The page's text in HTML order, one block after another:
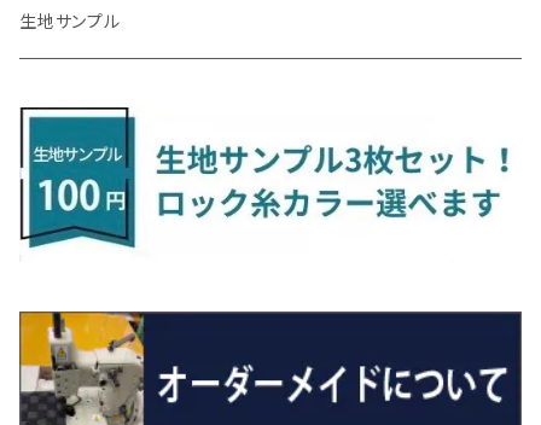
サイ（ＳＡＩ）
H24/4～ 50系後期/160系
シエンタ
H15/9～ 6・7人乗
スープラ
H24/7～R2/12 140系
センチュリー
リーフ
H29/10～R7/10 ZE1
R2/3～ B40系/BB系
スーパーONE
H27/4～R4/5 RP1/2/3/4/5
R4/5～ RP6/7/8
ストリーム
H18/7~H26/5 7人乗 RN6/7/8/9
H24/4~H26/5 6人乗 RN6/7/8/9
バモス
H15/4～Ｈ30/5 HM3・HM4
フィット/フィットハイブリッド
H23/10～R3/3 260系
アルファード/ヴェルファイアＨＶ
H27/1～R5/6 30系
R5/6～ 40系
H24/4～29/10 20系
ヴィッツ
H22/12～R2/3 130系
ヴォクシー
H26/1～R4/1 80系
R4/1～ 90系
エスクァイア
H26/10～R3/12 80系
エスティマ
H27/9～R3/10 URJ201W
ＮＸ
R3/11～ 20系
H26/10～
ＲＸ
H27/10～R4/7 20系5人乗
H29/12～R4/7 20系7人乗
ＵＸ
H30/11～
H24/6～ E26 5・6人乗
H14/10～R2/3 Z11・Z12
キックス
R2/6~R8/6 15系(e-POWER)
R8/6～ 16系
H11/6～H16/10 Y34
サクラ
R4/5～ B6AW
シーマ
H13/1～R4/8 F50・Y51
シルビア
H3/1～H11/1 S13・S14
シルフィ
H26/9～ S500系
H28/12～R1/7 LA600/610
ジャスティ
H23/5～ LA100系
ソルテラ
R4/5~ XEAM10X・YEAM15X
ディアスワゴン
H21/9～R2/4 S300系
トレジア
H22/11～H28/3 120系
フォレスター
R2/10～ DREJ3P
アクセラ/アクセラ・スポーツ
H24/11～R1/8 GJ系
キャロル
H27/1～ HB36/37/97S
キャロルエコ
H24/11～H27/1 HB35S
スクラム
H17/9～ DG64/DG17
スクラムトラック
R2/6～ LA900/910S
タント
R1/7～ LA650/660
H28/11～ M900系
ハイゼット・キャディー
H28/6～R3/9 LA700V
ハイゼット・カーゴ
H16/12～ S300/S700系
ハイゼット・トラック
H11/1～ S200/S500系
ブーン
H17/5～H27/10 TA/TD系
エブリィ
H13/9～ DA系
クロスビー(XBEE)
H29/12～R7/10 MN71S
ジムニー
H3/6～ JA/JB系
ジムニーノマド
R7/4～ JC74W
ジムニーワイド/ジムニーシエラ
H31/3～ ｅｋクロス
R4/6～ B5AW
アイミーブ
H24/10～R2/12 GF系
アウトランダーＰＨＥＶ
H25/1～ GG/GN系 5人乗
エクリプスクロス/エクリプスクロスPHEV
H30/3～ GK/GL系
タウンボックス
H26/2～ DS17/64W
ディグニティ
H26/12～R2/2 JF1/2
NBOXジョイ
H24/11～R2/3 JG1・JG2
R2/11～ JG3・JG4
N-ONE e:
R7/9~ JG5
N-VAN
H30/7～ JJ1・JJ2
N-VAN e:
R6/10~ JJ3
N‐WGN/N‐WGNカスタム
R3/6～ CDD系
H16/4～28/1 １T系 トゥラン
H23/2～ 7N系
Tクロス
R2/7～ A1D系
ティグアン
H20/9～H29/1 5NC系
トゥアレグ
H15/9～H30/4 7L/7P系
パサート
H23/5～H27/7 3CCAX
ザ・ビートル
H26/7～R4/2
ＣＬＡクラス
H27/6～R1/8
ＣＬＳクラス
H30/6～
Ｅクラス
H28/7～
ＧＬＡクラス
H26/5～R2/6
ＧＬＥクラス
ラグマットセカンド（L）
ラグマットミニ（S）
生地サンプル